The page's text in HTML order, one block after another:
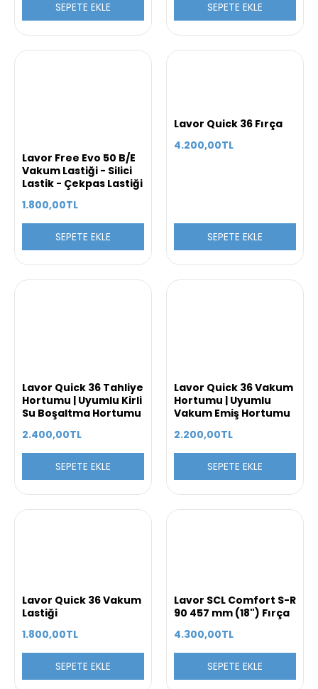
SEPETE EKLE SEPETE EKLE
Lavor Free Evo 50 B/E
Vakum Lastiği - Silici
Lastik - Çekpas Lastiği
1.800,00TL
SEPETE EKLE
Lavor Quick 36 Fırça
4.200,00TL
SEPETE EKLE
Lavor Quick 36 Tahliye
Hortumu | Uyumlu Kirli
Su Boşaltma Hortumu
2.400,00TL
SEPETE EKLE
Lavor Quick 36 Vakum
Hortumu | Uyumlu
Vakum Emiş Hortumu
2.200,00TL
SEPETE EKLE
Lavor Quick 36 Vakum
Lastiği
1.800,00TL
SEPETE EKLE
Lavor SCL Comfort S-R
90 457 mm (18") Fırça
4.300,00TL
SEPETE EKLE